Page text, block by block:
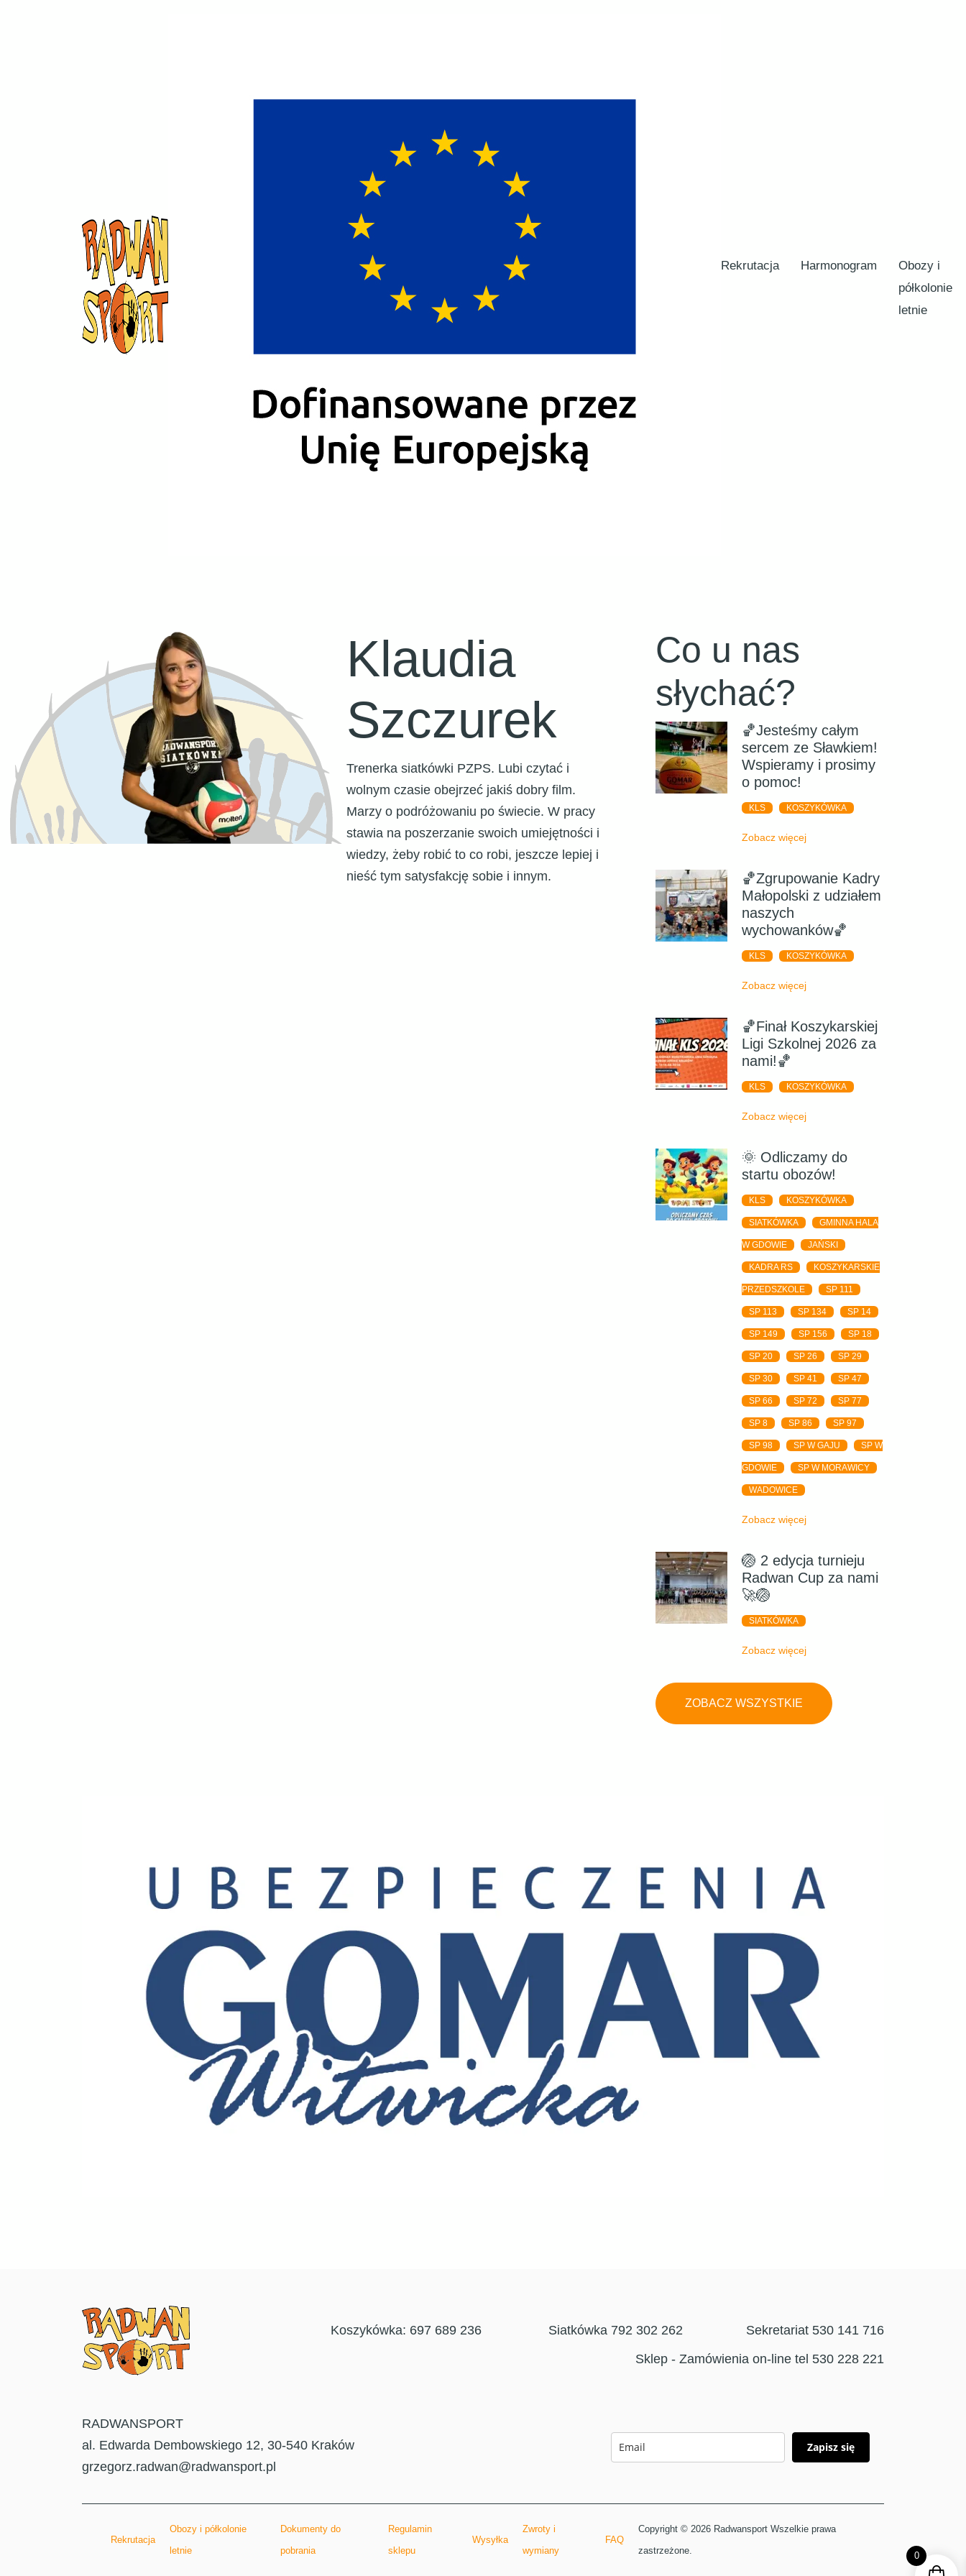
Rekrutacja Harmonogram
Obozy i
półkolonie
letnie
Klaudia
Szczurek
Trenerka siatkówki PZPS. Lubi czytać i
wolnym czasie obejrzeć jakiś dobry film.
Marzy o podróżowaniu po świecie. W pracy
stawia na poszerzanie swoich umiejętności i
wiedzy, żeby robić to co robi, jeszcze lepiej i
nieść tym satysfakcję sobie i innym.
Co u nas
słychać?
🏀Jesteśmy całym
sercem ze Sławkiem!
Wspieramy i prosimy
o pomoc!
KLS KOSZYKÓWKA
Zobacz więcej
🏀Zgrupowanie Kadry
Małopolski z udziałem
naszych
wychowanków🏀
KLS KOSZYKÓWKA
Zobacz więcej
🏀Finał Koszykarskiej
Ligi Szkolnej 2026 za
nami!🏀
KLS KOSZYKÓWKA
Zobacz więcej
🌞 Odliczamy do
startu obozów!
KLS KOSZYKÓWKA
SIATKÓWKA GMINNA HALA
W GDOWIE JAŃSKI
KADRA RS KOSZYKARSKIE
PRZEDSZKOLE SP 111
SP 113 SP 134 SP 14
SP 149 SP 156 SP 18
SP 20 SP 26 SP 29
SP 30 SP 41 SP 47
SP 66 SP 72 SP 77
SP 8 SP 86 SP 97
SP 98 SP W GAJU SP W
GDOWIE SP W MORAWICY
WADOWICE
Zobacz więcej
🏐 2 edycja turnieju
Radwan Cup za nami
🚀🏐
SIATKÓWKA
Zobacz więcej
ZOBACZ WSZYSTKIE
Koszykówka: 697 689 236 Siatkówka 792 302 262
Sekretariat 530 141 716
Sklep - Zamówienia on-line tel 530 228 221
RADWANSPORT
al. Edwarda Dembowskiego 12, 30-540 Kraków
grzegorz.radwan@radwansport.pl
Zapisz się
Rekrutacja
Obozy i półkolonie
letnie
Dokumenty do
pobrania
Regulamin
sklepu
Wysyłka
Zwroty i
wymiany
FAQ
Copyright © 2026 Radwansport Wszelkie prawa
zastrzeżone.
0